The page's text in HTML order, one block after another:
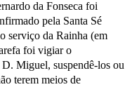
da Fonseca foi
pela Santa Sé
serviço da Rainha (em
foi vigiar o
Miguel, suspendê-los ou
terem meios de